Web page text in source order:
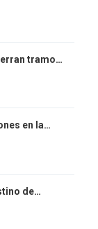
tramo…
en la…
de…